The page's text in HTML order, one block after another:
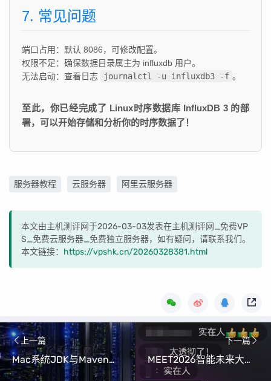
7. 常见问题
端口占用：默认 8086，可修改配置。
权限不足：确保数据目录属主为 influxdb 用户。
无法启动：查看日志
journalctl -u influxdb3 -f 。
至此，你已经完成了 Linux时序数据库 InfluxDB 3 的部
署，可以开始存储和分析你的时序数据了！
服务器教程 云服务器 阿里云服务器
本文由主机测评网于2026-03-03发表在主机测评网_免费VP
S_免费云服务器_免费独立服务器，如有疑问，请联系我们。
本文链接： https://vpshk.cn/20260328381.html
上一篇
Mac系统JDK与Maven版本配置 （手把手教你搭建Java开发环境）
下一篇
MEET2026智能未来大会：AI炸场，智能体元年开启，大咖共话未来